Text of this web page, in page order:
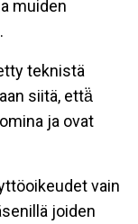
muiden
teknistä
siitä, että̈
ja ovat
vain
joiden